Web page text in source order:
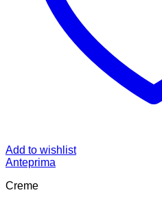
Add to wishlist
Anteprima
Creme